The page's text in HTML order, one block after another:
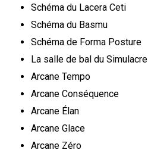
Schéma du Lacera Ceti
Schéma du Basmu
Schéma de Forma Posture
La salle de bal du Simulacre
Arcane Tempo
Arcane Conséquence
Arcane Élan
Arcane Glace
Arcane Zéro